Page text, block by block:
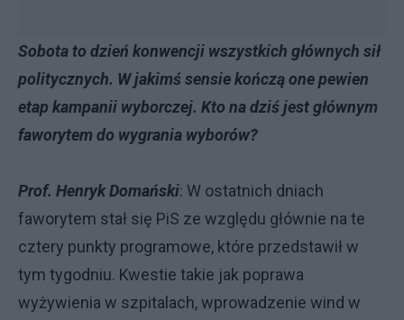
Sobota to dzień konwencji wszystkich głównych sił
politycznych. W jakimś sensie kończą one pewien
etap kampanii wyborczej. Kto na dziś jest głównym
faworytem do wygrania wyborów?
Prof. Henryk Domański: W ostatnich dniach
faworytem stał się PiS ze względu głównie na te
cztery punkty programowe, które przedstawił w
tym tygodniu. Kwestie takie jak poprawa
wyżywienia w szpitalach, wprowadzenie wind w